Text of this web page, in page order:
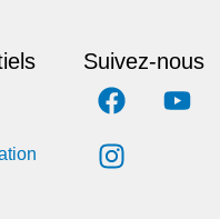
Suivez-nous